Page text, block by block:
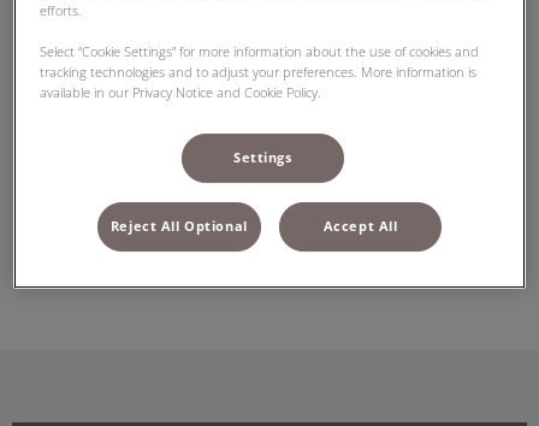
alternativmedizinischen Heilmethoden wie z.B.
Homöopathie sinnvoll sein. Gern beraten wir Sie, welche
Eigenbluttherapie
efforts.
Select “Cookie Settings” for more information about the use of cookies and
tracking technologies and to adjust your preferences. More information is
available in our Privacy Notice and Cookie Policy.
Settings
Reject All Optional Accept All